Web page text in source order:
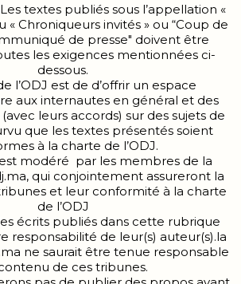
textes publiés sous l’appellation «
« Chroniqueurs invités » ou “Coup de
de presse" doivent être
les exigences mentionnées ci-
dessous.
l’ODJ est de d’offrir un espace
aux internautes en général et des
leurs accords) sur des sujets de
que les textes présentés soient
à la charte de l’ODJ.
modéré par les membres de la
qui conjointement assureront la
et leur conformité à la charte
de l’ODJ
écrits publiés dans cette rubrique
responsabilité de leur(s) auteur(s).la
ne saurait être tenue responsable
de ces tribunes.